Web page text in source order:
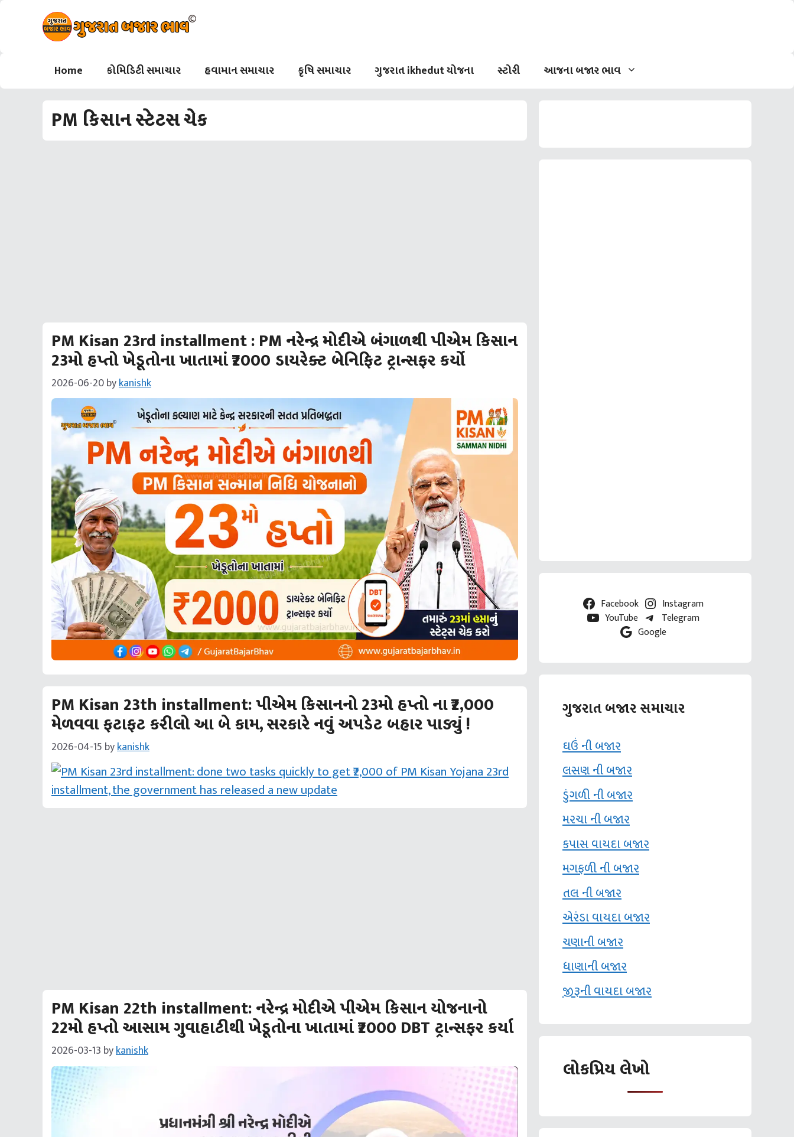
Skip
Home કોમિડિટી સમાચાર હવામાન સમાચાર કૃષિ સમાચાર ગુજરાત ikhedut યોજના સ્ટોરી આજના બજાર ભાવ
PM કિસાન સ્ટેટસ ચેક
PM Kisan 23rd installment : PM નરેન્દ્ર મોદીએ બંગાળથી પીએમ કિસાન
23મો હપ્તો ખેડૂતોના ખાતામાં ₹2000 ડાયરેક્ટ બેનિફિટ ટ્રાન્સફર કર્યો
2026-06-20bykanishk
PM Kisan 23th installment: પીએમ કિસાનનો 23મો હપ્તો ના ₹2,000
મેળવવા ફટાફટ કરીલો આ બે કામ, સરકારે નવું અપડેટ બહાર પાડ્યું !
2026-04-15 bykanishk
PM Kisan 22th installment: નરેન્દ્ર મોદીએ પીએમ કિસાન યોજનાનો
22મો હપ્તો આસામ ગુવાહાટીથી ખેડૂતોના ખાતામાં ₹2000 DBT ટ્રાન્સફર કર્યા
2026-03-13 bykanishk
Facebook
Instagram
YouTube
Telegram
Google
ગુજરાત બજાર સમાચાર
ઘઉં ની બજાર
લસણ ની બજાર
ડુંગળી ની બજાર
મરચા ની બજાર
કપાસ વાયદા બજાર
મગફળી ની બજાર
તલ ની બજાર
એરંડા વાયદા બજાર
ચણાની બજાર
ધાણાની બજાર
જીરૂની વાયદા બજાર
લોકપ્રિય લેખો